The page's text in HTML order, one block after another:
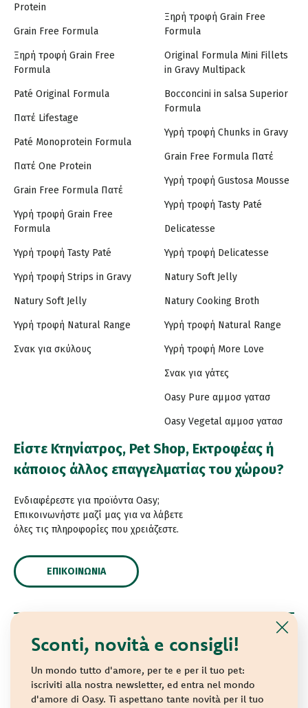
Sconti, novità e consigli!
Un mondo tutto d'amore, per te e per il tuo pet:
iscriviti alla nostra newsletter, ed entra nel mondo
d'amore di Oasy. Ti aspettano tante novità per il tuo
Protein
Grain Free Formula
Ξηρή τροφή Grain Free
Formula
Paté Original Formula
Πατέ Lifestage
Paté Monoprotein Formula
Πατέ One Protein
Grain Free Formula Πατέ
Υγρή τροφή Grain Free
Formula
Υγρή τροφή Tasty Paté
Υγρή τροφή Strips in Gravy
Natury Soft Jelly
Υγρή τροφή Natural Range
Σνακ για σκύλους
Ξηρή τροφή Grain Free
Formula
Original Formula Mini Fillets
in Gravy Multipack
Bocconcini in salsa Superior
Formula
Υγρή τροφή Chunks in Gravy
Grain Free Formula Πατέ
Υγρή τροφή Gustosa Mousse
Υγρή τροφή Tasty Paté
Delicatesse
Υγρή τροφή Delicatesse
Natury Soft Jelly
Natury Cooking Broth
Υγρή τροφή Natural Range
Υγρή τροφή More Love
Σνακ για γάτες
Oasy Pure αμμοσ γατασ
Oasy Vegetal αμμοσ γατασ
Είστε Κτηνίατρος, Pet Shop, Εκτροφέας ή
κάποιος άλλος επαγγελματίας του χώρου?
Ενδιαφέρεστε για προϊόντα Oasy;
Επικοινωνήστε μαζί μας για να λάβετε
όλες τις πληροφορίες που χρειάζεστε.
ΕΠΙΚΟΙΝΩΝΊΑ
© 2021 Oasy. Με επιφύλαξη κάθε νόμιμου δικαιώματος.
Wonderfood S.p.A. Strada dei Censiti, 2 - 47891 Repubblica
di San Marino - C.o.E. SM 04018
Privacy policy-Cookie policy-Sitemap